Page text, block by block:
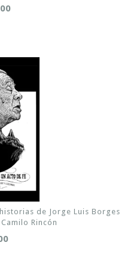
de Jorge Luis Borges
Rincón